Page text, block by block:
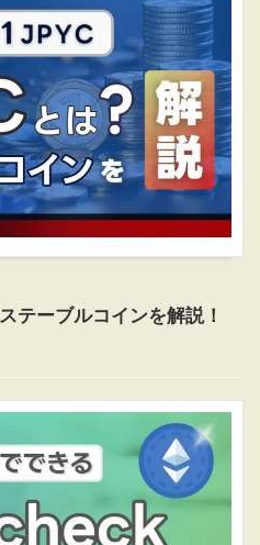
テーブルコインを解説！